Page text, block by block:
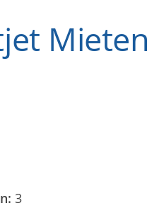
Mieten
3